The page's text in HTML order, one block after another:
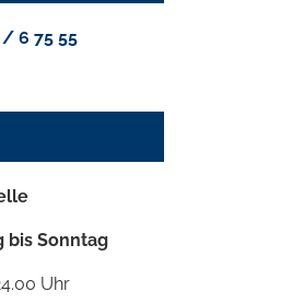
/ 6 75 55
bis Sonntag
Uhr